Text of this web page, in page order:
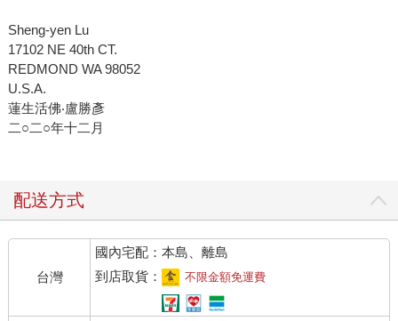
Sheng-yen Lu
17102 NE 40th CT.
REDMOND WA 98052
U.S.A.
蓮生活佛‧盧勝彥
二○二○年十二月
配送方式
台灣
國內宅配：本島、離島
到店取貨：
不限金額免運費